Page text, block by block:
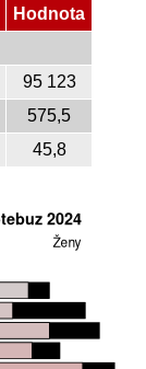
Hodnota
95 123
575,5
45,8